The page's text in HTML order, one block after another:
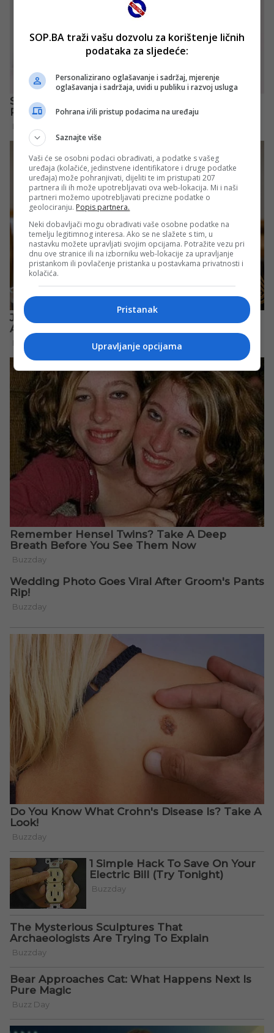
SOP.BA traži vašu dozvolu za korištenje ličnih
podataka za sljedeće:
Personalizirano oglašavanje i sadržaj, mjerenje
oglašavanja i sadržaja, uvidi u publiku i razvoj usluga
Pohrana i/ili pristup podacima na uređaju
Saznajte više
Vaši će se osobni podaci obrađivati, a podatke s vašeg
uređaja (kolačiće, jedinstvene identifikatore i druge podatke
uređaja) može pohranjivati, dijeliti te im pristupati 207
partnera ili ih može upotrebljavati ova web-lokacija. Mi i naši
partneri možemo upotrebljavati precizne podatke o
geolociranju. Popis partnera.
Neki dobavljači mogu obrađivati vaše osobne podatke na
temelju legitimnog interesa. Ako se ne slažete s tim, u
nastavku možete upravljati svojim opcijama. Potražite vezu pri
dnu ove stranice ili na izborniku web-lokacije za upravljanje
pristankom ili povlačenje pristanka u postavkama privatnosti i
kolačića.
Pristanak
Upravljanje opcijama